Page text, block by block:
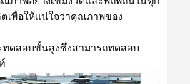
เพื่อให้แน่ใจว่าคุณภาพของ
ดสอบขั้นสูงซึ่งสามารถทดสอบ